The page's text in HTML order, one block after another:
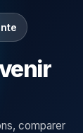
comparer